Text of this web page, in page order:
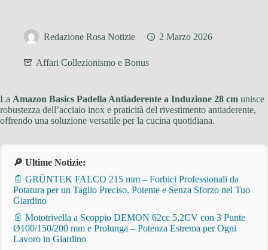
Redazione Rosa Notizie 2 Marzo 2026
Affari Collezionismo e Bonus
La Amazon Basics Padella Antiaderente a Induzione 28 cm unisce
robustezza dell’acciaio inox e praticità del rivestimento antiaderente,
offrendo una soluzione versatile per la cucina quotidiana.
🔎 Ultime Notizie:
📄 GRÜNTEK FALCO 215 mm – Forbici Professionali da
Potatura per un Taglio Preciso, Potente e Senza Sforzo nel Tuo
Giardino
📄 Mototrivella a Scoppio DEMON 62cc 5,2CV con 3 Punte
Ø100/150/200 mm e Prolunga – Potenza Estrema per Ogni
Lavoro in Giardino